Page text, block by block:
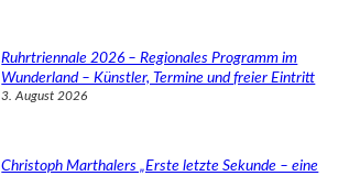
Ruhrtriennale 2026 – Regionales Programm im
Wunderland – Künstler, Termine und freier Eintritt
3. August 2026
Christoph Marthalers „Erste letzte Sekunde – eine